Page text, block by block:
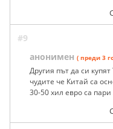
#9
анонимен ( преди 3
Другия път да си
чудите че Китай са
30-50 хил евро са пари